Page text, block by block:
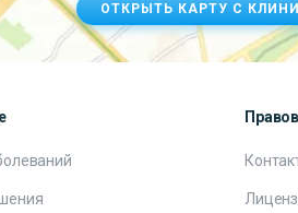
ОТКРЫТЬ КАРТУ С